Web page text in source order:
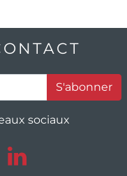
S'abonner
sociaux